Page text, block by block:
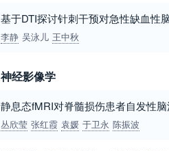
基于DTI探讨针刺干预对急性缺血性
李静 吴泳儿 王中秋
神经影像学
静息态fMRI对脊髓损伤患者自发性
丛欣莹 张红霞 袁媛 于卫永 陈振波